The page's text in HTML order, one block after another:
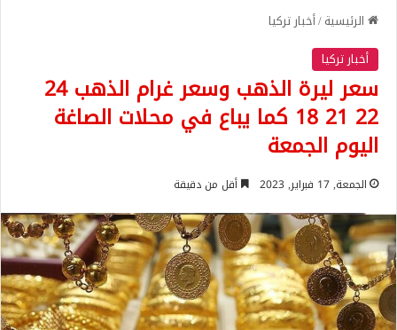
الرئيسية/أخبار تركيا
أخبار تركيا
سعر ليرة الذهب وسعر غرام الذهب 24
22 21 18 كما يباع في محلات الصاغة
اليوم الجمعة
الجمعة, 17 فبراير, 2023 أقل من دقيقة